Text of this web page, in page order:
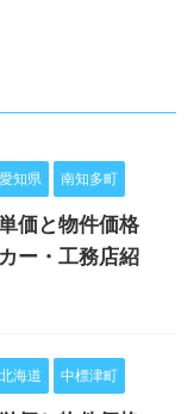
愛知県 南知多町
価と物件価格
ー・工務店紹
北海道 中標津町